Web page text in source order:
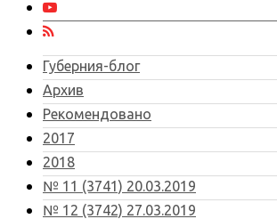
Губерния-блог
Архив
Рекомендовано
2017
2018
№ 11 (3741) 20.03.2019
№ 12 (3742) 27.03.2019